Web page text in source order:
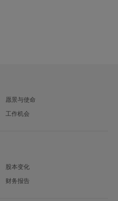
愿景与使命
工作机会
股本变化
财务报告